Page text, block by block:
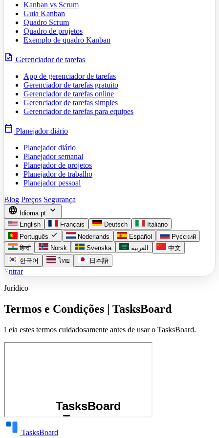
Kanban vs Scrum
Guia Kanban
Quadro Scrum
Quadro de projetos
Exemplo de quadro Kanban
task Gerenciador de tarefas
App de gerenciador de tarefas
Gerenciador de tarefas gratuito
Gerenciador de tarefas online
Gerenciador de tarefas simples
Gerenciador de tarefas para equipes
calendar_today Planejador diário
Planejador diário
Planejador semanal
Planejador de projetos
Planejador de trabalho
Planejador pessoal
Blog Preços Segurança
language Idioma pt expand_more
English Français Deutsch
Italiano
Português check Nederlands Español
Русский
हिन्दी
Norsk Svenska العربية
中文
한국어
ไทย 日本語
Entrar
Jurídico
Termos e Condições | TasksBoard
Leia estes termos cuidadosamente antes de usar o TasksBoard.
TasksBoard